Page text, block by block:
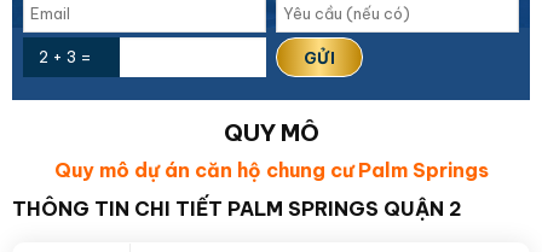
2 + 3 =
QUY MÔ
Quy mô dự án căn hộ chung cư Palm Springs
THÔNG TIN CHI TIẾT PALM SPRINGS QUẬN 2